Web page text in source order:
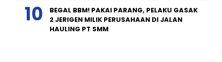
BEGAL BBM! PAKAI PARANG, PELAKU GASAK
2 JERIGEN MILIK PERUSAHAAN DI JALAN
HAULING PT SMM